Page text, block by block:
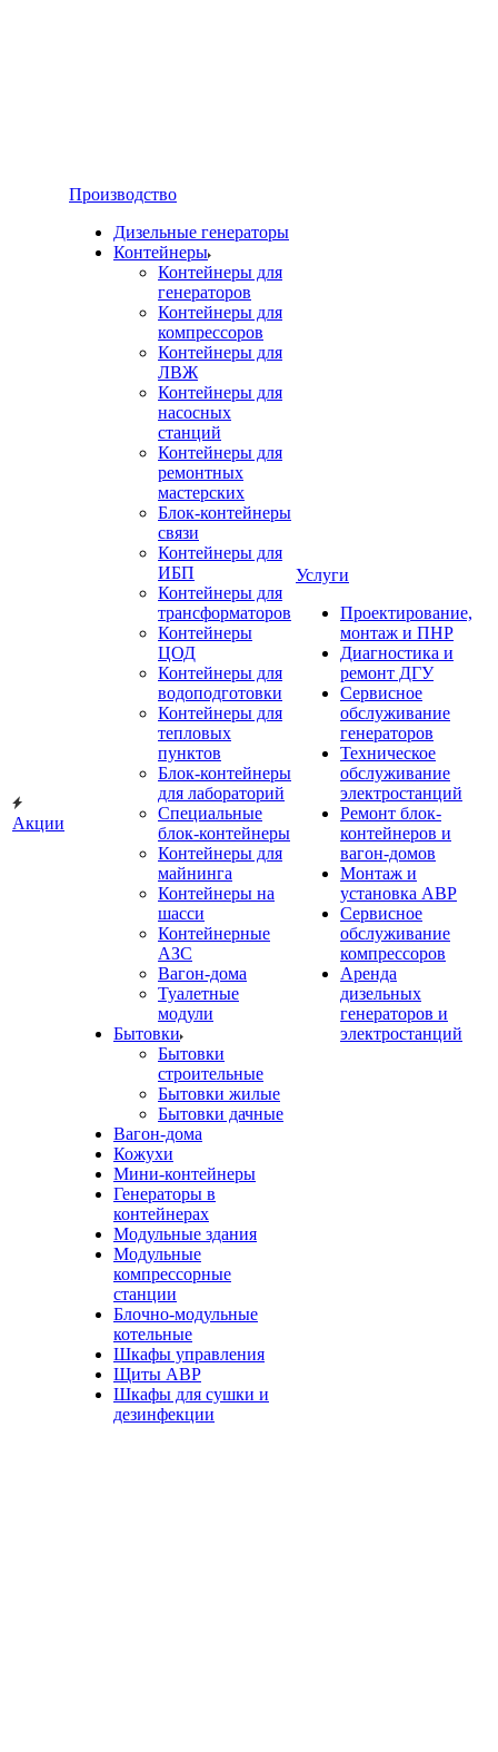
Акции
Производство
Дизельные генераторы
Контейнеры
Контейнеры для
генераторов
Контейнеры для
компрессоров
Контейнеры для
ЛВЖ
Контейнеры для
насосных
станций
Контейнеры для
ремонтных
мастерских
Блок-контейнеры
связи
Контейнеры для
ИБП
Контейнеры для
трансформаторов
Контейнеры
ЦОД
Контейнеры для
водоподготовки
Контейнеры для
тепловых
пунктов
Блок-контейнеры
для лабораторий
Специальные
блок-контейнеры
Контейнеры для
майнинга
Контейнеры на
шасси
Контейнерные
АЗС
Вагон-дома
Туалетные
модули
Бытовки
Бытовки
строительные
Бытовки жилые
Бытовки дачные
Вагон-дома
Кожухи
Мини-контейнеры
Генераторы в
контейнерах
Модульные здания
Модульные
компрессорные
станции
Блочно-модульные
котельные
Шкафы управления
Щиты АВР
Шкафы для сушки и
дезинфекции
Услуги
Проектирование,
монтаж и ПНР
Диагностика и
ремонт ДГУ
Сервисное
обслуживание
генераторов
Техническое
обслуживание
электростанций
Ремонт блок-
контейнеров и
вагон-домов
Монтаж и
установка АВР
Сервисное
обслуживание
компрессоров
Аренда
дизельных
генераторов и
электростанций